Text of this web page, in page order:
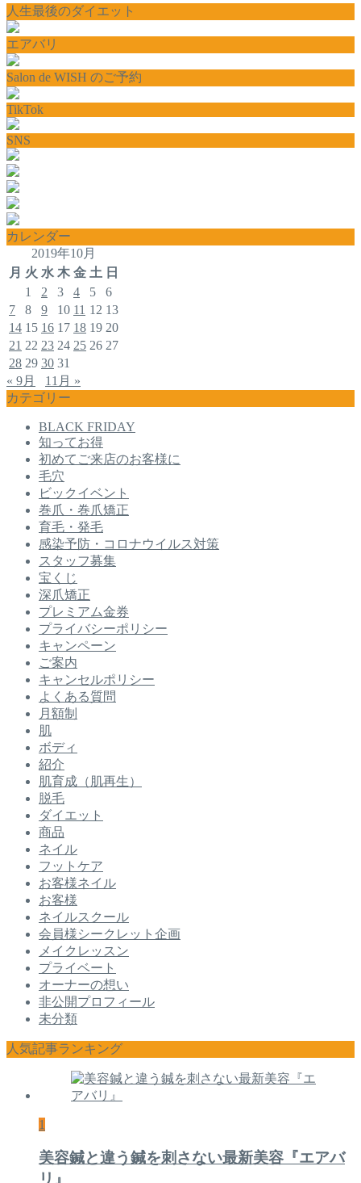
人生最後のダイエット
エアバリ
Salon de WISH のご予約
TikTok
SNS
カレンダー
2019年10月
月 火 水 木 金 土 日
1
2 3 4 5
6
7
8 9 10 11 12 13
14 15 16 17 18 19 20
21 22 23 24 25 26 27
28 29 30 31
« 9月
11月 »
カテゴリー
BLACK FRIDAY
知ってお得
初めてご来店のお客様に
毛穴
ビックイベント
巻爪・巻爪矯正
育毛・発毛
感染予防・コロナウイルス対策
スタッフ募集
宝くじ
深爪矯正
プレミアム金券
プライバシーポリシー
キャンペーン
ご案内
キャンセルポリシー
よくある質問
月額制
肌
ボディ
紹介
肌育成（肌再生）
脱毛
ダイエット
商品
ネイル
フットケア
お客様ネイル
お客様
ネイルスクール
会員様シークレット企画
メイクレッスン
プライベート
オーナーの想い
非公開プロフィール
未分類
人気記事ランキング
1
美容鍼と違う鍼を刺さない最新美容『エアバ
リ』